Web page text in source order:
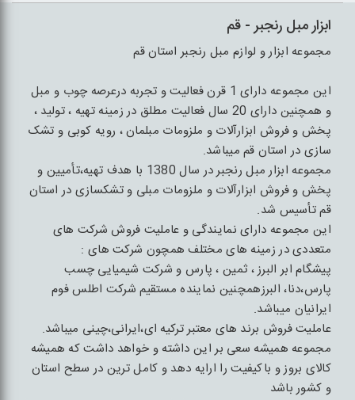
ابزار مبل رنجبر - قم
مجموعه ابزار و لوازم مبل رنجبر استان قم
این مجموعه دارای 1 قرن فعالیت و تجربه درعرصه چوب و مبل
و همچنین دارای 20 سال فعالیت مطلق در زمینه تهیه ، تولید ،
پخش و فروش ابزارآلات و ملزومات مبلمان ، رویه کوبی و تشک
سازی در استان قم میباشد.
مجموعه ابزار مبل رنجبر در سال 1380 با هدف تهیه،تأمیین و
پخش و فروش ابزارآلات و ملزومات مبلی و تشکسازی در استان
قم تأسیس شد.
این مجموعه دارای نمایندگی و عاملیت فروش شرکت های
متعددی در زمینه های مختلف همچون شرکت های :
پیشگام ابر البرز ، ثمین ، پارس و شرکت شیمیایی چسب
پارس،دنا، البرزهمچنین نماینده مستقیم شرکت اطلس فوم
ایرانیان میباشد.
عاملیت فروش برند های معتبر ترکیه ای،ایرانی،چینی میباشد.
مجموعه همیشه سعی بر این داشته و خواهد داشت که همیشه
کالای بروز و باکیفیت را ارایه دهد و کامل ترین در سطح استان
و کشور باشد